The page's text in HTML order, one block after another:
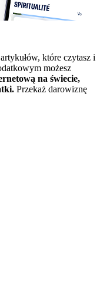
artykułów, które czytasz i
możesz
na świecie,
Przekaż darowiznę